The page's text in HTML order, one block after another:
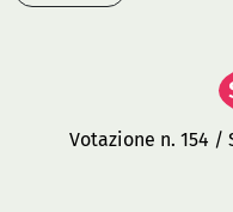
Votazione n. 154 /